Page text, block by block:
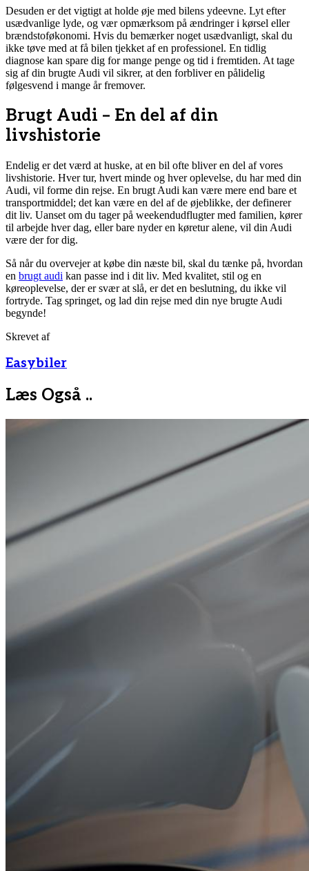
Desuden er det vigtigt at holde øje med bilens ydeevne. Lyt efter
usædvanlige lyde, og vær opmærksom på ændringer i kørsel eller
brændstoføkonomi. Hvis du bemærker noget usædvanligt, skal du
ikke tøve med at få bilen tjekket af en professionel. En tidlig
diagnose kan spare dig for mange penge og tid i fremtiden. At tage
sig af din brugte Audi vil sikrer, at den forbliver en pålidelig
følgesvend i mange år fremover.
Brugt Audi – En del af din
livshistorie
Endelig er det værd at huske, at en bil ofte bliver en del af vores
livshistorie. Hver tur, hvert minde og hver oplevelse, du har med din
Audi, vil forme din rejse. En brugt Audi kan være mere end bare et
transportmiddel; det kan være en del af de øjeblikke, der definerer
dit liv. Uanset om du tager på weekendudflugter med familien, kører
til arbejde hver dag, eller bare nyder en køretur alene, vil din Audi
være der for dig.
Så når du overvejer at købe din næste bil, skal du tænke på, hvordan
en brugt audi kan passe ind i dit liv. Med kvalitet, stil og en
køreoplevelse, der er svær at slå, er det en beslutning, du ikke vil
fortryde. Tag springet, og lad din rejse med din nye brugte Audi
begynde!
Skrevet af
Easybiler
Læs Også ..